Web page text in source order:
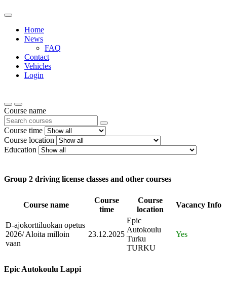
Home
News
FAQ
Contact
Vehicles
Login
Course name
Course time
Course location
Education
Group 2 driving license classes and other courses
Course name
Course
time
Course
location
Vacancy Info
D-ajokorttiluokan opetus
2026/ Aloita milloin
vaan
23.12.2025
Epic
Autokoulu
Turku
TURKU
Yes
Epic Autokoulu Lappi